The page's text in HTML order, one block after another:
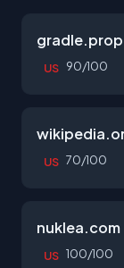
US 90/100
US 70/100
nuklea.com
US 100/100